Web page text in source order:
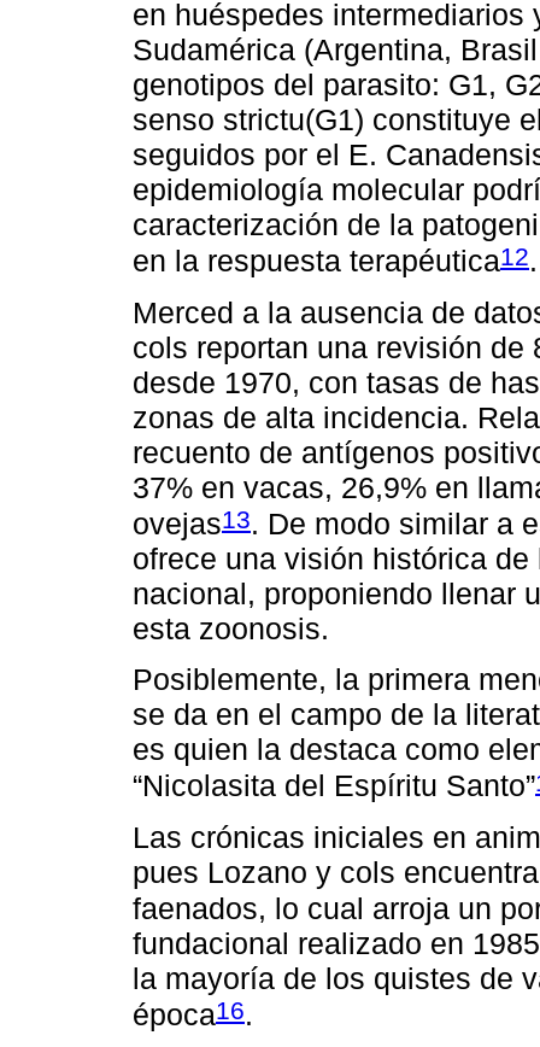
en huéspedes
Sudamérica (Argentina,
genotipos del parasito: G1,
senso strictu(G1) constituye
seguidos por el E.
epidemiología molecular
caracterización de la
en la respuesta terapéutica12.
Merced a la ausencia de
cols reportan una revisión
desde 1970, con tasas de
zonas de alta incidencia.
recuento de antígenos
37% en vacas, 26,9% en
ovejas13. De modo similar a
ofrece una visión histórica
nacional, proponiendo llenar
esta zoonosis.
Posiblemente, la primera
se da en el campo de la
es quien la destaca como
“Nicolasita del Espíritu Santo”
Las crónicas iniciales en
pues Lozano y cols
faenados, lo cual arroja un
fundacional realizado en
la mayoría de los quistes de
época16.